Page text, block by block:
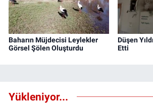
Baharın Müjdecisi Leylekler
Görsel Şölen Oluşturdu
Düşen
Etti
Yükleniyor...